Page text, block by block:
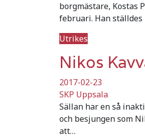
borgmästare, Kostas
februari. Han ställdes
Utrikes
Nikos
2017-02-23
SKP Uppsala
Sällan har en så
och besjungen som
att…